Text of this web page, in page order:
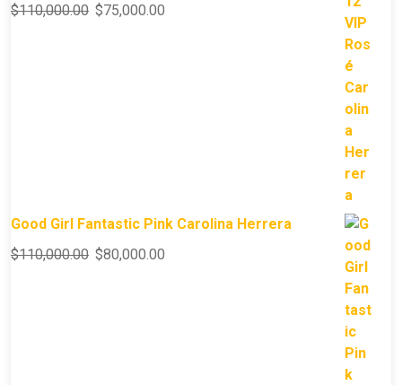
$110,000.00 $75,000.00
Good Girl Fantastic Pink Carolina Herrera
$110,000.00 $80,000.00